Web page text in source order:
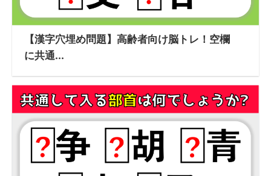
【漢字穴埋め問題】高齢者向け脳トレ！空欄
に共通...